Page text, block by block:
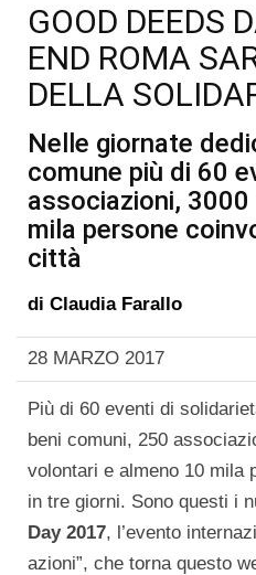
GOOD DEEDS
END ROMA
DELLA
Nelle giornate
comune più di 60
associazioni,
mila persone
città
di Claudia Farallo
28 MARZO 2017
Più di 60 eventi di
beni comuni, 250
volontari e almeno 10 mila
in tre giorni. Sono questi i
Day 2017, l’evento
azioni”, che torna questo